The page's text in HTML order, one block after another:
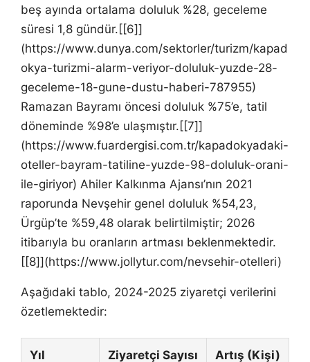
beş ayında ortalama doluluk %28, geceleme
süresi 1,8 gündür.[[6]]
(https://www.dunya.com/sektorler/turizm/kapad
okya-turizmi-alarm-veriyor-doluluk-yuzde-28-
geceleme-18-gune-dustu-haberi-787955)
Ramazan Bayramı öncesi doluluk %75’e, tatil
döneminde %98’e ulaşmıştır.[[7]]
(https://www.fuardergisi.com.tr/kapadokyadaki-
oteller-bayram-tatiline-yuzde-98-doluluk-orani-
ile-giriyor) Ahiler Kalkınma Ajansı’nın 2021
raporunda Nevşehir genel doluluk %54,23,
Ürgüp’te %59,48 olarak belirtilmiştir; 2026
itibarıyla bu oranların artması beklenmektedir.
[[8]](https://www.jollytur.com/nevsehir-otelleri)
Aşağıdaki tablo, 2024-2025 ziyaretçi verilerini
özetlemektedir:
Yıl Ziyaretçi Sayısı Artış (Kişi)